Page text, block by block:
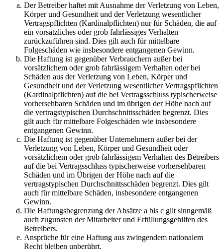
Der Betreiber haftet mit Ausnahme der Verletzung von Leben,
Körper und Gesundheit und der Verletzung wesentlicher
Vertragspflichten (Kardinalpflichten) nur für Schäden, die auf
ein vorsätzliches oder grob fahrlässiges Verhalten
zurückzuführen sind. Dies gilt auch für mittelbare
Folgeschäden wie insbesondere entgangenen Gewinn.
Die Haftung ist gegenüber Verbrauchern außer bei
vorsätzlichem oder grob fahrlässigem Verhalten oder bei
Schäden aus der Verletzung von Leben, Körper und
Gesundheit und der Verletzung wesentlicher Vertragspflichten
(Kardinalpflichten) auf die bei Vertragsschluss typischerweise
vorhersehbaren Schäden und im übrigen der Höhe nach auf
die vertragstypischen Durchschnittsschäden begrenzt. Dies
gilt auch für mittelbare Folgeschäden wie insbesondere
entgangenen Gewinn.
Die Haftung ist gegenüber Unternehmern außer bei der
Verletzung von Leben, Körper und Gesundheit oder
vorsätzlichem oder grob fahrlässigem Verhalten des Betreibers
auf die bei Vertragsschluss typischerweise vorhersehbaren
Schäden und im Übrigen der Höhe nach auf die
vertragstypischen Durchschnittsschäden begrenzt. Dies gilt
auch für mittelbare Schäden, insbesondere entgangenen
Gewinn.
Die Haftungsbegrenzung der Absätze a bis c gilt sinngemäß
auch zugunsten der Mitarbeiter und Erfüllungsgehilfen des
Betreibers.
Ansprüche für eine Haftung aus zwingendem nationalem
Recht bleiben unberührt.